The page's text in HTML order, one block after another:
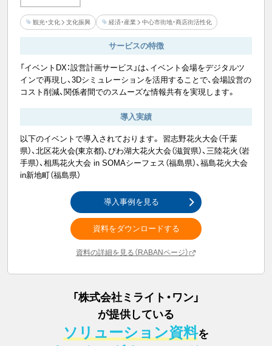
観光・文化 文化振興 経済・産業 中心市街地・商店街活性化
サービスの特徴
「イベントDX：設営計画サービス」は、イベント会場をデジタルツ
インで再現し、3Dシミュレーションを活用することで、会場設営の
コスト削減、関係者間でのスムーズな情報共有を実現します。
導入実績
以下のイベントで導入されております。 習志野花火大会（千葉
県）、北区花火会(東京都)、びわ湖大花火大会（滋賀県）、三陸花火（岩
手県）、相馬花火大会 in SOMAシーフェス（福島県）、福島花火大会
in新地町（福島県）
導入事例を見る
資料をダウンロードする
資料の詳細を見る（RABANページ）
「株式会社ミライト・ワン 」
が提供している
ソリューション資料を